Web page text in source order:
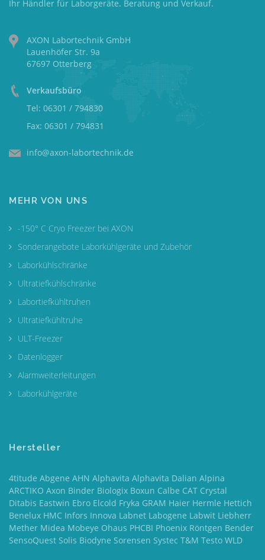
Ihr Händler für Laborgeräte. Beratung und Verkauf.
AXON Labortechnik GmbH
Lauenhöfer Str. 9a
67697 Otterberg
Verkaufsbüro
Tel: 06301 / 794830
Fax: 06301 / 794831
info@axon-labortechnik.de
MEHR VON UNS
-150° C Cryo Freezer bei AXON
Sonderangebote Laborkühlgeräte und Zubehör
Laborkühlschränke
Ultratiefkühlschränke
Labortiefkühltruhen
Ultratiefkühltruhe
ULT-Freezer
Datenlogger
Alarmweiterleitungen
Laborkühlgeräte
Hersteller
4titude Abgene AHN Alphavita Alphavita Dalian Alpina
ARCTIKO Axon Binder Biologix Boxun Calbe CAT Crystal
Ditabis Eastwin Ebro Elcold Fryka GRAM Haier Hermle Hettich
Benelux HMC Infors Innova Labnet Labogene Labwit Liebherr
Mether Midea Mobeye Ohaus PHCBI Phoenix Röntgen Bender
SensoQuest Solis Biodyne Sorensen Systec T&M Testo WLD